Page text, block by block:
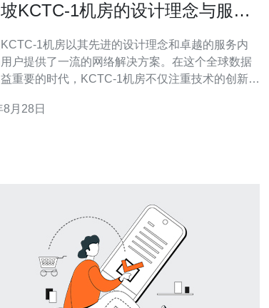
KCTC-1机房的设计理念与服务
1机房以其先进的设计理念和卓越的服务内
户提供了一流的网络解决方案。在这个全球数据
重要的时代，KCTC-1机房不仅注重技术的创新与
念、服务内容、技术优势、市场定位以及用户推
月28日